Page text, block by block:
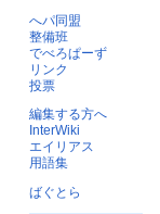
へパ同盟
整備班
でべろぱーず
リンク
投票
編集する方へ
InterWiki
エイリアス
用語集
ばぐとら